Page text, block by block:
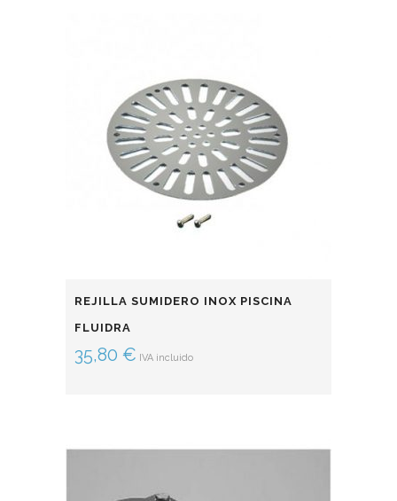
REJILLA SUMIDERO INOX PISCINA
FLUIDRA
35,80 € IVA incluido